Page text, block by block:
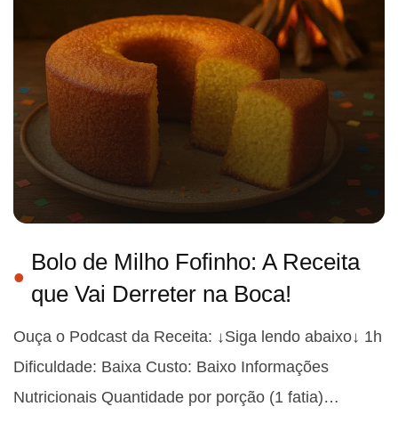
Bolo de Milho Fofinho: A Receita
que Vai Derreter na Boca!
Ouça o Podcast da Receita: ↓Siga lendo abaixo↓ 1h
Dificuldade: Baixa Custo: Baixo Informações
Nutricionais Quantidade por porção (1 fatia)…